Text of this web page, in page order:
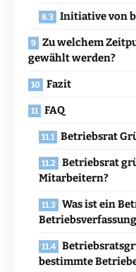
Initiative von
Zu welchem
gewählt werden?
Fazit
FAQ
Betriebsrat
Betriebsrat
Mitarbeitern?
Was ist ein
bestimmte